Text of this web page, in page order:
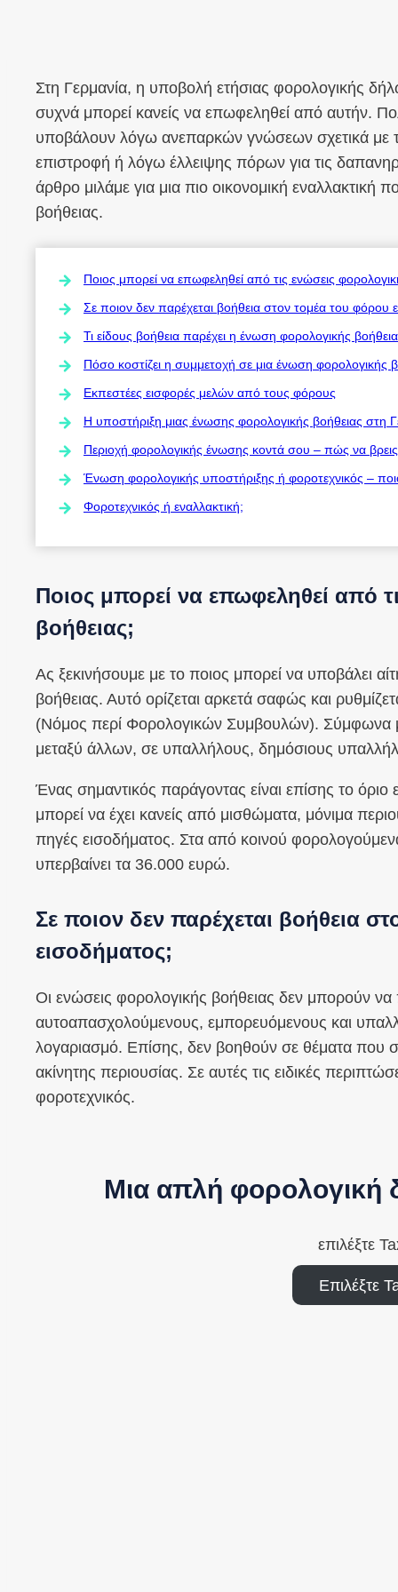
Στη Γερμανία, η υποβολή ετήσιας φορολογικής
συχνά μπορεί κανείς να επωφεληθεί από αυτήν.
υποβάλουν λόγω ανεπαρκών γνώσεων σχετικά με
επιστροφή ή λόγω έλλειψης πόρων για τις
άρθρο μιλάμε για μια πιο οικονομική εναλλακτική
βοήθειας.
Ποιος μπορεί να επωφεληθεί από τις ενώσεις
Σε ποιον δεν παρέχεται βοήθεια στον τομέα του φόρου
Τι είδους βοήθεια παρέχει η ένωση φορολογικής
Πόσο κοστίζει η συμμετοχή σε μια ένωση φορολογικής
Εκπεστέες εισφορές μελών από τους φόρους
Η υποστήριξη μιας ένωσης φορολογικής βοήθειας στη
Περιοχή φορολογικής ένωσης κοντά σου – πώς να
Ένωση φορολογικής υποστήριξης ή φοροτεχνικός –
Φοροτεχνικός ή εναλλακτική;
Ποιος μπορεί να επωφεληθεί από
βοήθειας;
Ας ξεκινήσουμε με το ποιος μπορεί να υποβάλει
βοήθειας. Αυτό ορίζεται αρκετά σαφώς και
(Νόμος περί Φορολογικών Συμβουλών). Σύμφωνα
μεταξύ άλλων, σε υπαλλήλους, δημόσιους
Ένας σημαντικός παράγοντας είναι επίσης το
μπορεί να έχει κανείς από μισθώματα, μόνιμα
πηγές εισοδήματος. Στα από κοινού
υπερβαίνει τα 36.000 ευρώ.
Σε ποιον δεν παρέχεται βοήθεια
εισοδήματος;
Οι ενώσεις φορολογικής βοήθειας δεν μπορούν
αυτοαπασχολούμενους, εμπορευόμενους και
λογαριασμό. Επίσης, δεν βοηθούν σε θέματα που
ακίνητης περιουσίας. Σε αυτές τις ειδικές
φοροτεχνικός.
Μια απλή φορολογική
επιλέξτε
Επιλέξτε